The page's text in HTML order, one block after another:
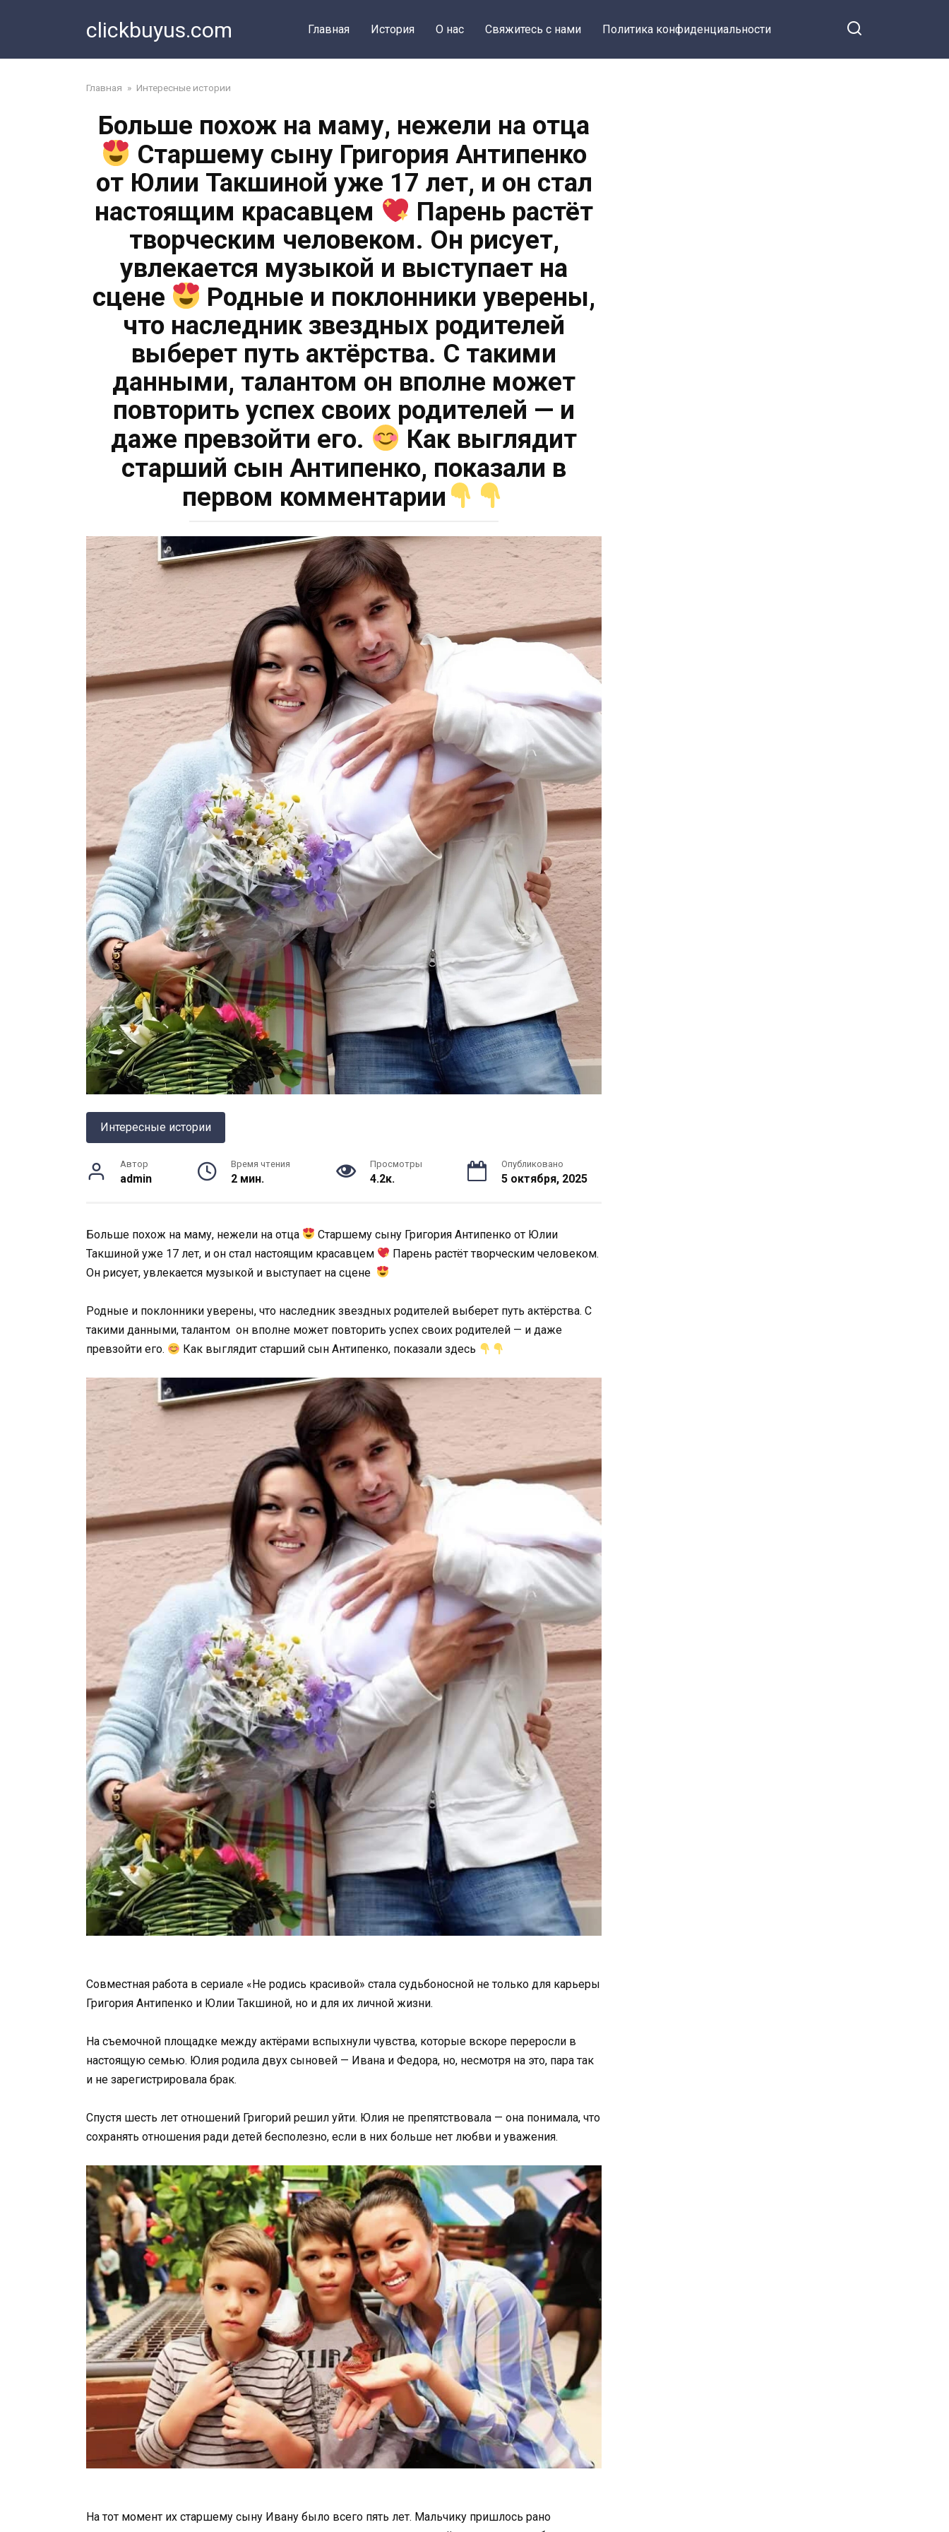
clickbuyus.com Главная История О нас Свяжитесь с нами Политика конфиденциальности
Главная » Интересные истории
Больше похож на маму, нежели на отца
Старшему сыну Григория Антипенко
от Юлии Такшиной уже 17 лет, и он стал
настоящим красавцем
Парень растёт
творческим человеком. Он рисует,
увлекается музыкой и выступает на
сцене
Родные и поклонники уверены,
что наследник звездных родителей
выберет путь актёрства. С такими
данными, талантом он вполне может
повторить успех своих родителей — и
даже превзойти его.
Как выглядит
старший сын Антипенко, показали в
первом комментарии
Интересные истории
Автор
admin
Время чтения
2 мин.
Просмотры
4.2к.
Опубликовано
5 октября, 2025
Больше похож на маму, нежели на отца
Старшему сыну Григория Антипенко от Юлии
Такшиной уже 17 лет, и он стал настоящим красавцем
Парень растёт творческим человеком.
Он рисует, увлекается музыкой и выступает на сцене
Родные и поклонники уверены, что наследник звездных родителей выберет путь актёрства. С
такими данными, талантом он вполне может повторить успех своих родителей — и даже
превзойти его.
Как выглядит старший сын Антипенко, показали здесь
Совместная работа в сериале «Не родись красивой» стала судьбоносной не только для карьеры
Григория Антипенко и Юлии Такшиной, но и для их личной жизни.
На съемочной площадке между актёрами вспыхнули чувства, которые вскоре переросли в
настоящую семью. Юлия родила двух сыновей — Ивана и Федора, но, несмотря на это, пара так
и не зарегистрировала брак.
Спустя шесть лет отношений Григорий решил уйти. Юлия не препятствовала — она понимала, что
сохранять отношения ради детей бесполезно, если в них больше нет любви и уважения.
На тот момент их старшему сыну Ивану было всего пять лет. Мальчику пришлось рано